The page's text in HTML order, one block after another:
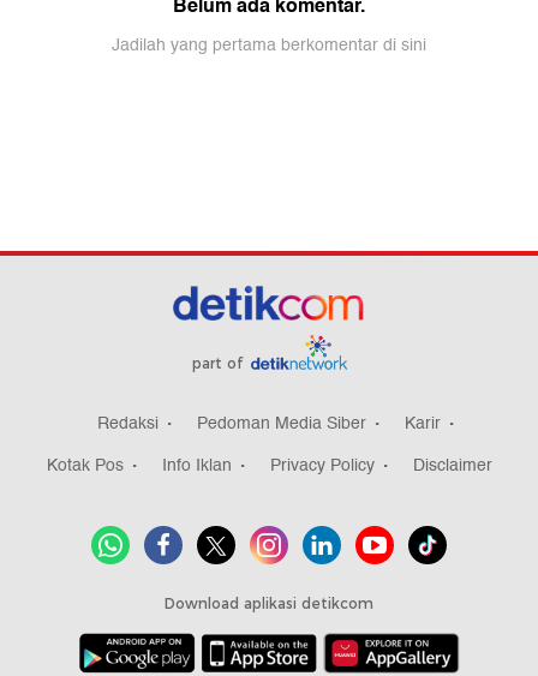
part of
Redaksi Pedoman Media Siber
Karir
Kotak Pos
Info Iklan Privacy Policy Disclaimer
Download aplikasi detikcom